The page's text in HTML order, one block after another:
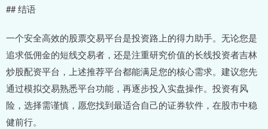
## 结语
一个安全高效的股票交易平台是投资路上的得力助手。无论您是
追求低佣金的短线交易者，还是注重研究价值的长线投资者吉林
炒股配资平台，上述推荐平台都能满足您的核心需求。建议您先
通过模拟交易熟悉平台功能，再逐步投入实盘操作。投资有风
险，选择需谨慎，愿您找到最适合自己的证券软件，在股市中稳
健前行。